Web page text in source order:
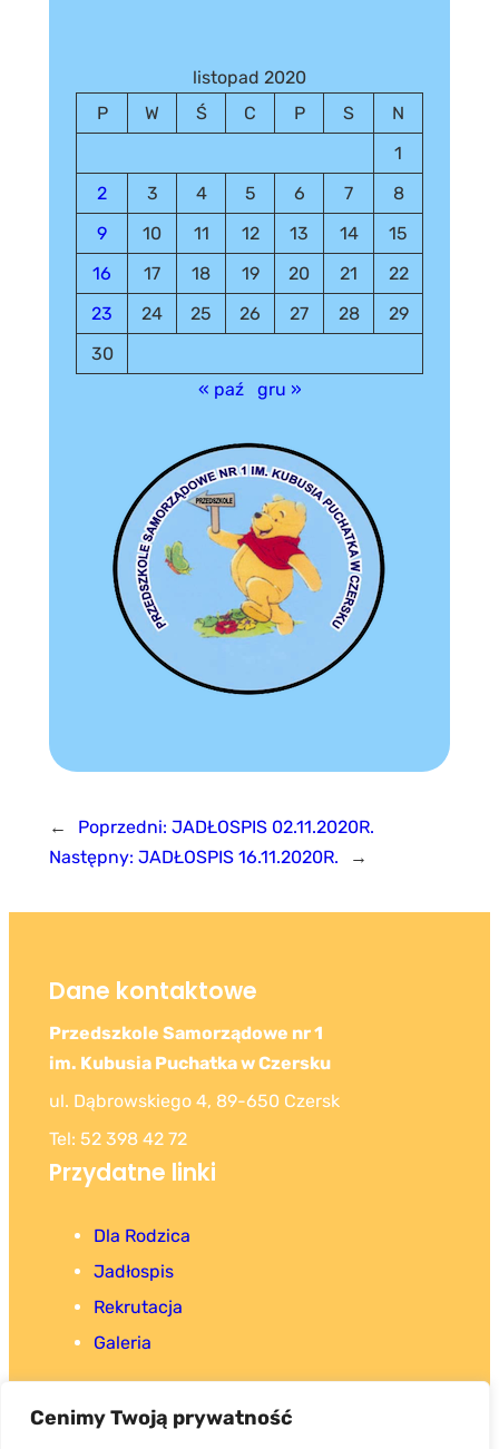
Cenimy Twoją prywatność
listopad 2020
P
W Ś C P S
N
1
2
3 4 5 6 7
8
9
10 11 12 13 14
15
16
17 18 19 20 21
22
23
24 25 26 27 28
29
30
« paź
gru »
← Poprzedni: JADŁOSPIS 02.11.2020R.
Następny: JADŁOSPIS 16.11.2020R. →
Dane kontaktowe
Przedszkole Samorządowe nr 1
im. Kubusia Puchatka w Czersku
ul. Dąbrowskiego 4, 89-650 Czersk
Tel: 52 398 42 72
Przydatne linki
Dla Rodzica
Jadłospis
Rekrutacja
Galeria